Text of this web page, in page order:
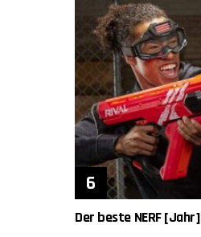
Der beste NERF [Jahr]